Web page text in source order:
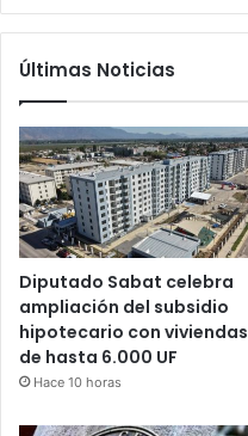
Últimas Noticias
Diputado Sabat celebra
ampliación del subsidio
hipotecario con viviendas
de hasta 6.000 UF
Hace 10 horas